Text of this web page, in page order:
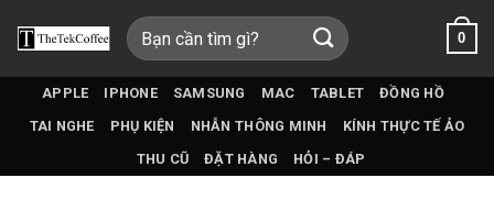
qua
Tìm
kiếm:
0
APPLE IPHONE SAMSUNG MAC TABLET
ĐỒNG HỒ
TAI NGHE
PHỤ KIỆN NHẪN THÔNG MINH
KÍNH THỰC TẾ ẢO
THU CŨ
ĐẶT HÀNG HỎI – ĐÁP